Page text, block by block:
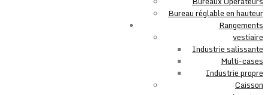
Bureau réglable en hauteur
Rangements
vestiaire
Industrie salissante
Multi-cases
Industrie propre
Caisson